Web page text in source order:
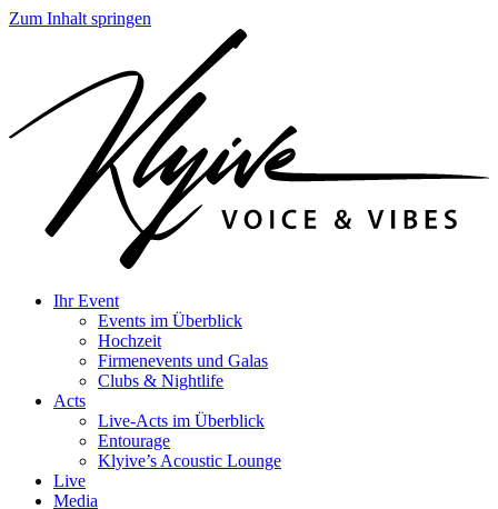
Zum Inhalt springen
Ihr Event
Events im Überblick
Hochzeit
Firmenevents und Galas
Clubs & Nightlife
Acts
Live-Acts im Überblick
Entourage
Klyive’s Acoustic Lounge
Live
Media